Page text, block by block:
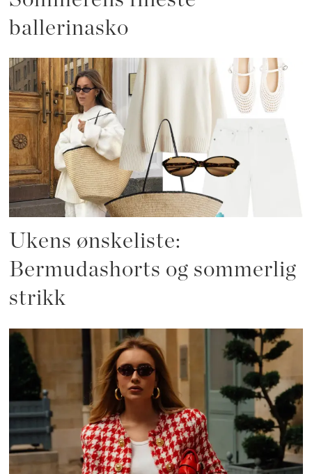
ballerinasko
Ukens ønskeliste:
Bermudashorts og sommerlig
strikk